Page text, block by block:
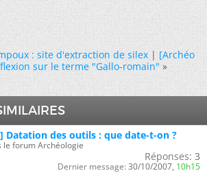
: site d'extraction de silex|[Archéo
sur le terme "Gallo-romain" »
Datation des outils : que date-t-on ?
le forum Archéologie
Réponses: 3
Dernier message: 30/10/2007, 10h15